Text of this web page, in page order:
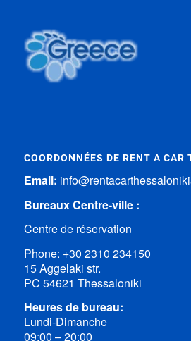
COORDONNÉES DE RENT A CAR
Email:
Bureaux Centre-ville :
Centre de réservation
Phone: +30 2310 234150
15 Aggelaki str.
PC 54621 Thessaloniki
Heures de bureau:
Lundi-Dimanche
09:00 – 20:00